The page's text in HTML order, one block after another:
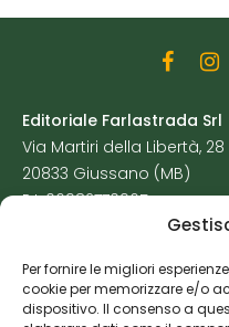
Per fornire le migliori
cookie per memorizzare e/o
dispositivo. Il consenso a
Editoriale Farlastrada Srl
Via Martiri della Libertà, 28
20833 Giussano (MB)
P.I. 06982770965
Cookie Policy
Risorse Aggiuntive